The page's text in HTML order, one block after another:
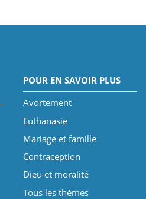
POUR EN SAVOIR PLUS
Avortement
Euthanasie
Mariage et famille
Contraception
Dieu et moralité
Tous les thèmes